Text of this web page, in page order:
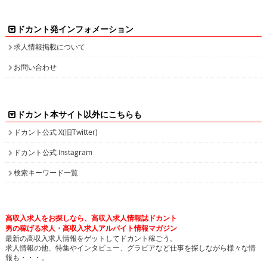
ドカント発インフォメーション
求人情報掲載について
お問い合わせ
ドカント本サイト以外にこちらも
ドカント公式 X(旧Twitter)
ドカント公式 Instagram
検索キーワード一覧
高収入求人をお探しなら、高収入求人情報誌ドカント
男の稼げる求人・高収入求人アルバイト情報マガジン
最新の高収入求人情報をゲットしてドカント稼ごう。
求人情報の他、特集やインタビュー、グラビアなど仕事を探しながら様々な情
報も・・・。